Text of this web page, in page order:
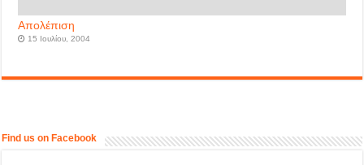
Απολέπιση
15 Ιουλίου, 2004
Find us on Facebook